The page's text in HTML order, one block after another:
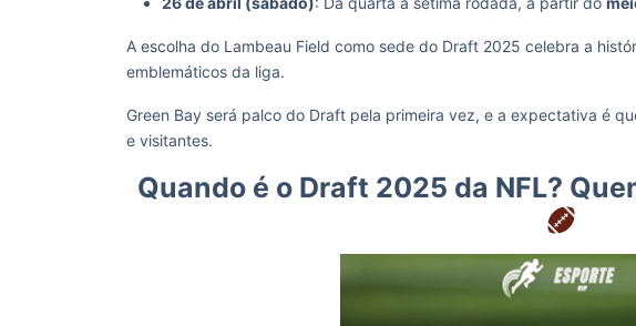
A escolha do Lambeau Field como sede do Draft 2025 celebra a
emblemáticos da liga.
Green Bay será palco do Draft pela primeira vez, e a expectativa é
e visitantes.
Quando é o Draft 2025 da NFL?